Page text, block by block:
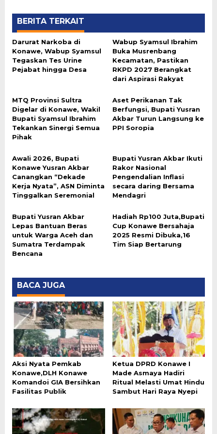
BERITA TERKAIT
Darurat Narkoba di
Konawe, Wabup Syamsul
Tegaskan Tes Urine
Pejabat hingga Desa
Wabup Syamsul Ibrahim
Buka Musrenbang
Kecamatan, Pastikan
RKPD 2027 Berangkat
dari Aspirasi Rakyat
MTQ Provinsi Sultra
Digelar di Konawe, Wakil
Bupati Syamsul Ibrahim
Tekankan Sinergi Semua
Pihak
Aset Perikanan Tak
Berfungsi, Bupati Yusran
Akbar Turun Langsung ke
PPI Soropia
Awali 2026, Bupati
Konawe Yusran Akbar
Canangkan “Dekade
Kerja Nyata”, ASN Diminta
Tinggalkan Seremonial
Bupati Yusran Akbar Ikuti
Rakor Nasional
Pengendalian Inflasi
secara daring Bersama
Mendagri
Bupati Yusran Akbar
Lepas Bantuan Beras
untuk Warga Aceh dan
Sumatra Terdampak
Bencana
Hadiah Rp100 Juta,Bupati
Cup Konawe Bersahaja
2025 Resmi Dibuka,16
Tim Siap Bertarung
BACA JUGA
Aksi Nyata Pemkab
Konawe,DLH Konawe
Komandoi GIA Bersihkan
Fasilitas Publik
Ketua DPRD Konawe I
Made Asmaya Hadiri
Ritual Melasti Umat Hindu
Sambut Hari Raya Nyepi